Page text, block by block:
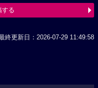
する
終更新日：2026-07-29 11:49:58